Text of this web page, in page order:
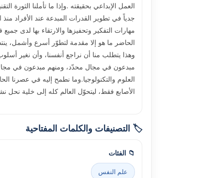
العمل الإبداعي بحقيقته .وإذا ما تأملنا
جدياً في تطوير القدرات المبدعة عند الأفراد
مهارات التفكير وتحفيزها والارتقاء بها لدى
الحاضر ما هو إلا مقدمة لتطوّر أسرع وأشمل،
وهذا يتطلب منا أن نراجع أنفسنا، وأن نغير
مبدعون في مجال محدّد، ومنهم مبدعون في
العلوم والتكنولوجيا.وما نطمح إليه في عصرنا
الأصابع فقط، ليتحوّل العالم كله إلى خلية
🏷️ التصنيفات والكلمات المفتاحية
📁 الفئات
علم النفس